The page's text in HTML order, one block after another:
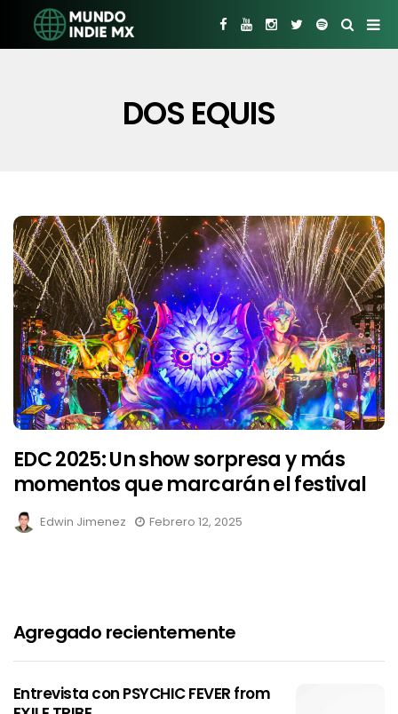
DOS EQUIS
EDC 2025: Un show sorpresa y más
momentos que marcarán el festival
Edwin Jimenez Febrero 12, 2025
Agregado recientemente
Entrevista con PSYCHIC FEVER from